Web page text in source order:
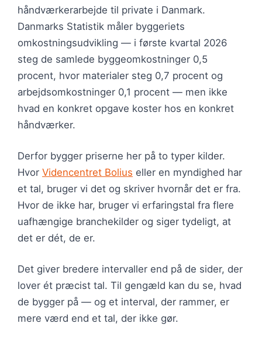
håndværkerarbejde til private i Danmark.
Danmarks Statistik måler byggeriets
omkostningsudvikling — i første kvartal 2026
steg de samlede byggeomkostninger 0,5
procent, hvor materialer steg 0,7 procent og
arbejdsomkostninger 0,1 procent — men ikke
hvad en konkret opgave koster hos en konkret
håndværker.
Derfor bygger priserne her på to typer kilder.
Hvor Videncentret Bolius eller en myndighed har
et tal, bruger vi det og skriver hvornår det er fra.
Hvor de ikke har, bruger vi erfaringstal fra flere
uafhængige branchekilder og siger tydeligt, at
det er dét, de er.
Det giver bredere intervaller end på de sider, der
lover ét præcist tal. Til gengæld kan du se, hvad
de bygger på — og et interval, der rammer, er
mere værd end et tal, der ikke gør.